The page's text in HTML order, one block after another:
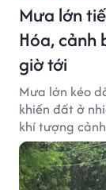
Mưa lớn
Hóa,
giờ tới
Mưa lớn kéo
khiến đất ở
khí tượng
trong những